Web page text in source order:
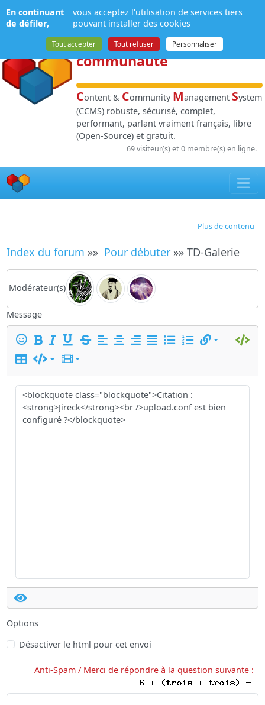
NPDS:Gestion de
contenuet de
communauté
Content & Community Management System
(CCMS) robuste, sécurisé, complet,
performant, parlant vraiment français, libre
(Open-Source) et gratuit.
69 visiteur(s) et 0 membre(s) en ligne.
Plus de contenu
Index du forum »» Pour débuter»» TD-Galerie
Modérateur(s)
Message
Options
Désactiver le html pour cet envoi
Anti-Spam / Merci de répondre à la question suivante :
Panneau de gestion des cookies
En continuant
de défiler,
vous acceptez l'utilisation de services tiers
pouvant installer des cookies
Tout accepter Tout refuser Personnaliser